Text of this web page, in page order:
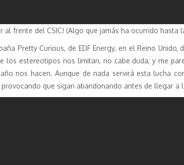
frente del CSIC! (Algo que jamás ha ocurrido hasta
Pretty Curious, de EDF Energy, en el Reino Unido,
los estereotipos nos limitan, no cabe duda, y me
nos hacen. Aunque de nada servirá esta lucha
que sigan abandonando antes de llegar a